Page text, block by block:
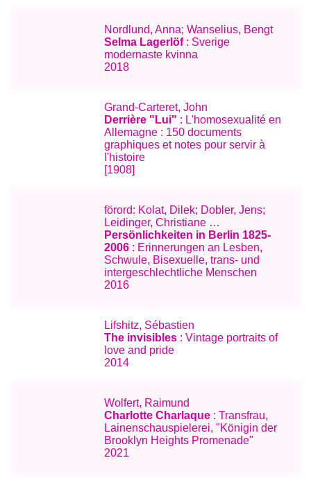
Nordlund, Anna; Wanselius, Bengt
Selma Lagerlöf: Sverige
modernaste kvinna
2018
Grand-Carteret, John
Derrière "Lui" : L'homosexualité en
Allemagne : 150 documents
graphiques et notes pour servir à
l'histoire
[1908]
förord: Kolat, Dilek; Dobler, Jens;
Leidinger, Christiane …
Persönlichkeiten in Berlin 1825-
2006 : Erinnerungen an Lesben,
Schwule, Bisexuelle, trans- und
intergeschlechtliche Menschen
2016
Lifshitz, Sébastien
The invisibles : Vintage portraits of
love and pride
2014
Wolfert, Raimund
Charlotte Charlaque : Transfrau,
Lainenschauspielerei, "Königin der
Brooklyn Heights Promenade"
2021